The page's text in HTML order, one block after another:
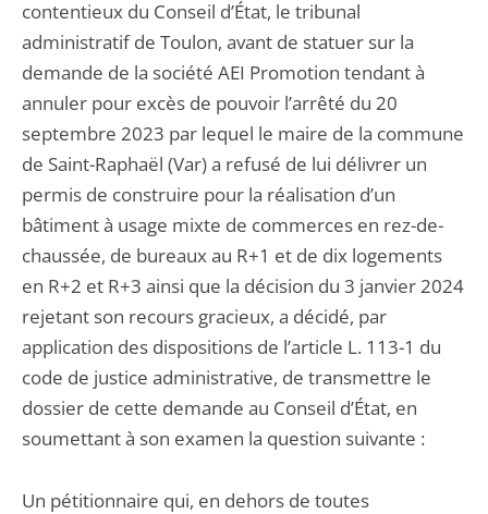
contentieux du Conseil d’État, le tribunal
administratif de Toulon, avant de statuer sur la
demande de la société AEI Promotion tendant à
annuler pour excès de pouvoir l’arrêté du 20
septembre 2023 par lequel le maire de la commune
de Saint-Raphaël (Var) a refusé de lui délivrer un
permis de construire pour la réalisation d’un
bâtiment à usage mixte de commerces en rez-de-
chaussée, de bureaux au R+1 et de dix logements
en R+2 et R+3 ainsi que la décision du 3 janvier 2024
rejetant son recours gracieux, a décidé, par
application des dispositions de l’article L. 113-1 du
code de justice administrative, de transmettre le
dossier de cette demande au Conseil d’État, en
soumettant à son examen la question suivante :
Un pétitionnaire qui, en dehors de toutes